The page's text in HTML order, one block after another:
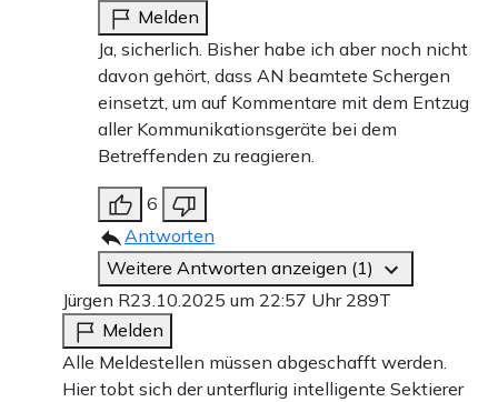
Melden
Ja, sicherlich. Bisher habe ich aber noch nicht
davon gehört, dass AN beamtete Schergen
einsetzt, um auf Kommentare mit dem Entzug
aller Kommunikationsgeräte bei dem
Betreffenden zu reagieren.
6
Antworten
Weitere Antworten anzeigen (1)
Jürgen R23.10.2025 um 22:57 Uhr 289T
Melden
Alle Meldestellen müssen abgeschafft werden.
Hier tobt sich der unterflurig intelligente Sektierer